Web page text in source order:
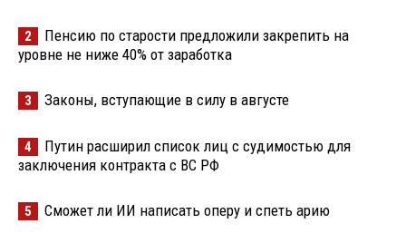
2
Пенсию по старости предложили закрепить на
уровне не ниже 40% от заработка
3 Законы, вступающие в силу в августе
4
Путин расширил список лиц с судимостью для
заключения контракта с ВС РФ
5 Сможет ли ИИ написать оперу и спеть арию